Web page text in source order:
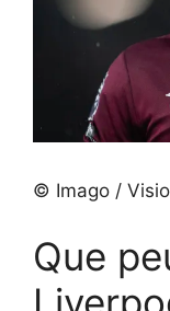
© Imago /
Que